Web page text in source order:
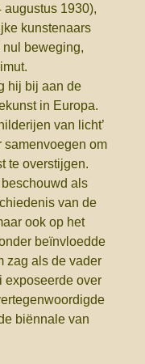
augustus 1930),
kunstenaars
nul beweging,
hij bij aan de
in Europa.
van licht’
samenvoegen om
te overstijgen.
als
van de
ook op het
beïnvloedde
zag als de vader
exposeerde over
biënnale van